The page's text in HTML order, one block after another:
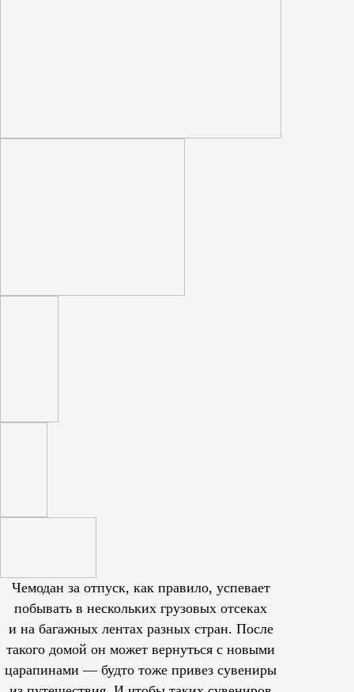
Чемодан за отпуск, как правило, успевает
побывать в нескольких грузовых отсеках
и на багажных лентах разных стран. После
такого домой он может вернуться с новыми
царапинами — будто тоже привез сувениры